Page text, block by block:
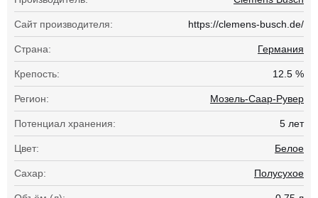
Сайт производителя: https://clemens-busch.de/
Страна: Германия
Крепость: 12.5 %
Регион: Мозель-Саар-Рувер
Потенциал хранения: 5 лет
Цвет: Белое
Сахар: Полусухое